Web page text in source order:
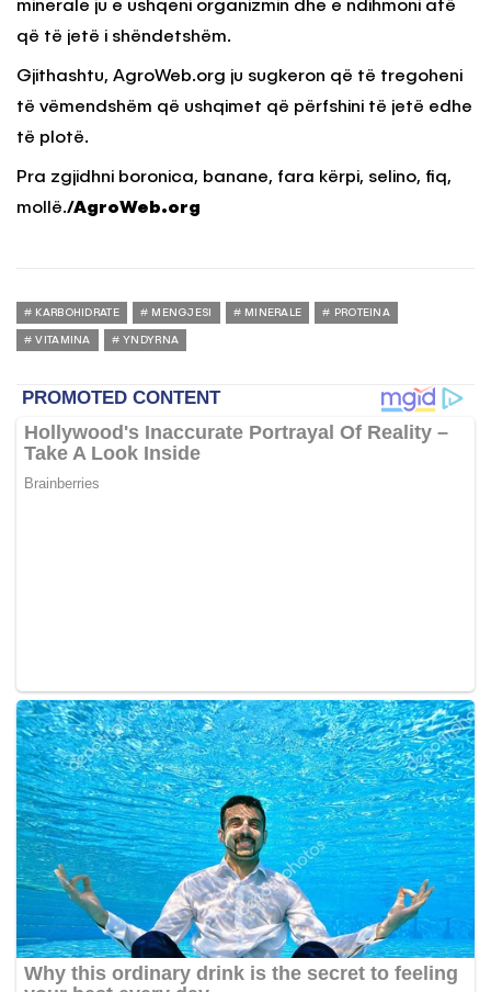
minerale ju e ushqeni organizmin dhe e ndihmoni atë
që të jetë i shëndetshëm.
Gjithashtu, AgroWeb.org ju sugkeron që të tregoheni
të vëmendshëm që ushqimet që përfshini të jetë edhe
të plotë.
Pra zgjidhni boronica, banane, fara kërpi, selino, fiq,
mollë./AgroWeb.org
KARBOHIDRATE MENGJESI MINERALE PROTEINA
VITAMINA YNDYRNA